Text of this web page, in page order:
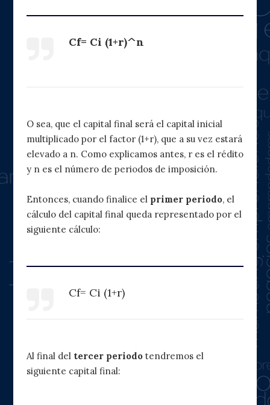
Cf= Ci (1+r)^n
O sea, que el capital final será el capital inicial
multiplicado por el factor (1+r), que a su vez estará
elevado a n. Como explicamos antes, r es el rédito
y n es el número de periodos de imposición.
Entonces, cuando finalice el primer periodo, el
cálculo del capital final queda representado por el
siguiente cálculo:
Cf= Ci (1+r)
Al final del tercer periodo tendremos el
siguiente capital final: